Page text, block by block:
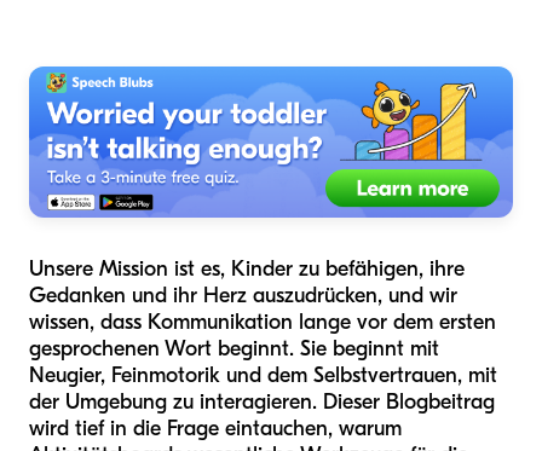
Unsere Mission ist es, Kinder zu befähigen, ihre
Gedanken und ihr Herz auszudrücken, und wir
wissen, dass Kommunikation lange vor dem ersten
gesprochenen Wort beginnt. Sie beginnt mit
Neugier, Feinmotorik und dem Selbstvertrauen, mit
der Umgebung zu interagieren. Dieser Blogbeitrag
wird tief in die Frage eintauchen, warum